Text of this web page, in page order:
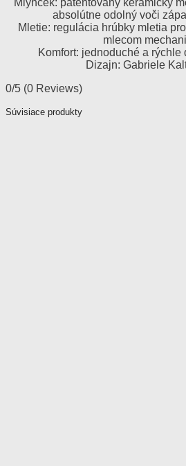
absolútne odolný voči
Mletie: regulácia hrúbky mletia
mlecom
Komfort: jednoduché a rýchle
Dizajn: Gabriele
0/5 (0 Reviews)
Súvisiace produkty